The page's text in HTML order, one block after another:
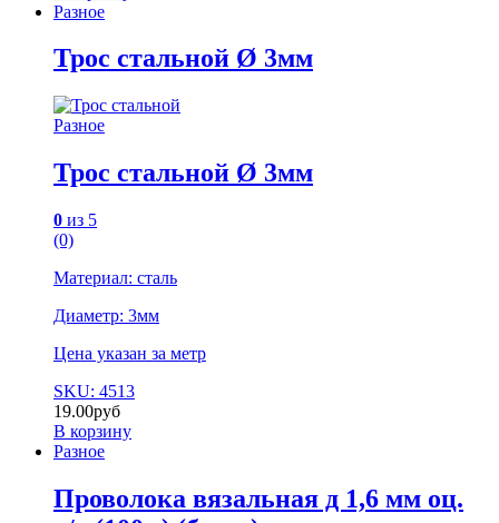
Разное
Трос стальной Ø 3мм
Разное
Трос стальной Ø 3мм
0 из 5
(0)
Материал: сталь
Диаметр: 3мм
Цена указан за метр
SKU: 4513
19.00руб
В корзину
Разное
Проволока вязальная д 1,6 мм оц.